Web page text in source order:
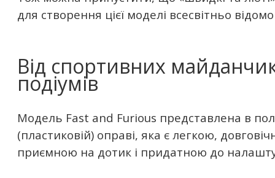
для створення цієї моделі всесвітньо
Від спортивних
подіумів
Модель Fast and Furious представлена в
(пластиковій) оправі, яка є легкою,
приємною на дотик і придатною до